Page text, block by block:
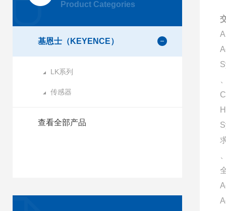
Product Categories
基恩士（KEYENCE）
LK系列
传感器
查看全部产品